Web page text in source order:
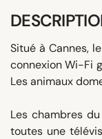
Situé à Cannes,
connexion Wi-Fi
Les animaux
Les chambres
toutes une